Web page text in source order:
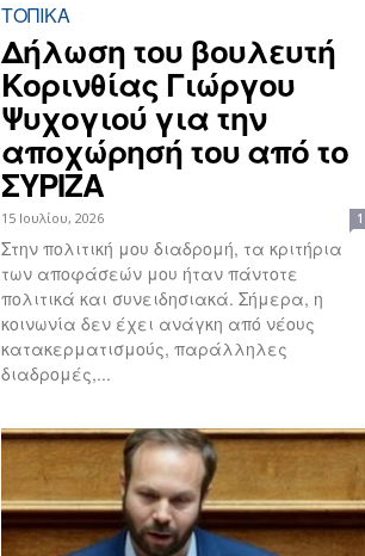
ΤΟΠΙΚΑ
Δήλωση του βουλευτή
Κορινθίας Γιώργου
Ψυχογιού για την
αποχώρησή του από το
ΣΥΡΙΖΑ
15 Ιουλίου, 2026 1
Στην πολιτική μου διαδρομή, τα κριτήρια
των αποφάσεών μου ήταν πάντοτε
πολιτικά και συνειδησιακά. Σήμερα, η
κοινωνία δεν έχει ανάγκη από νέους
κατακερματισμούς, παράλληλες
διαδρομές,...